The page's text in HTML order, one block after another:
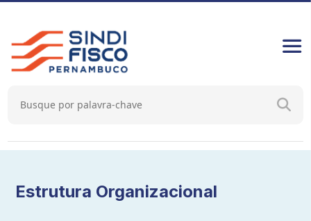
Estrutura Organizacional